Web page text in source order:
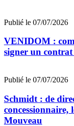
Publié le 07/07/2026
VENIDOM :
signer un contrat
Publié le 07/07/2026
Schmidt : de
Mouveau